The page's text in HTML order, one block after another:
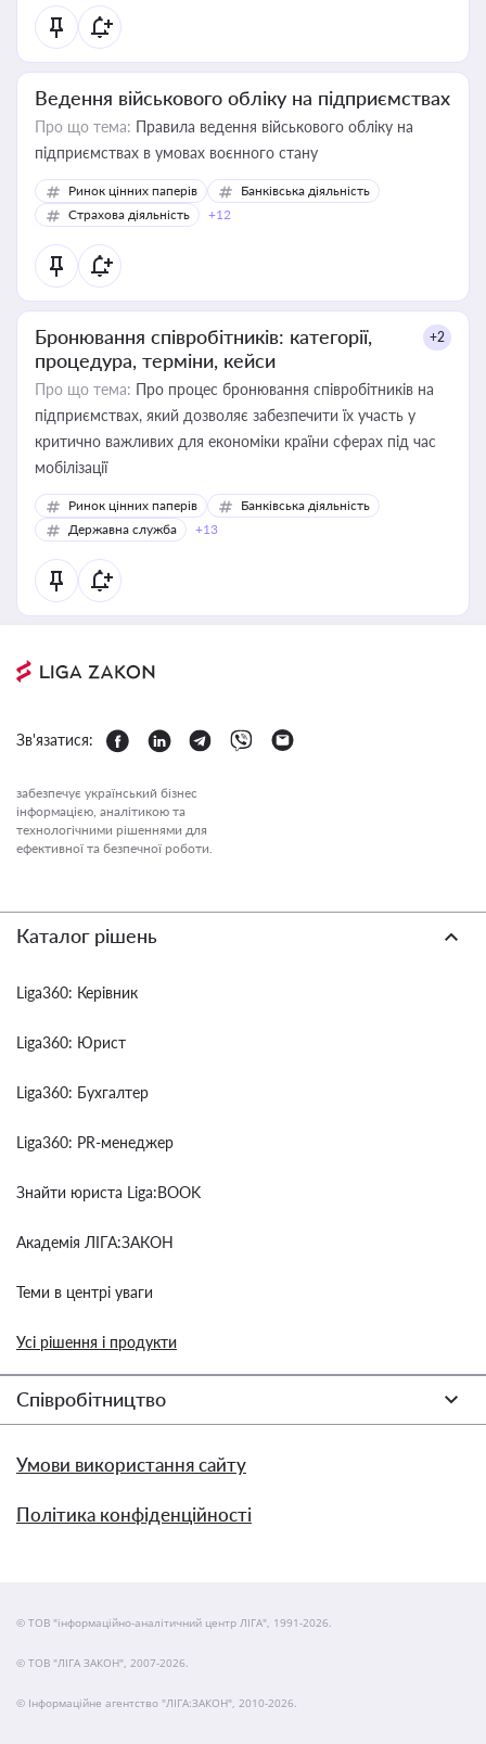
Ведення військового обліку на підприємствах
Про що тема: Правила ведення військового обліку на
підприємствах в умовах воєнного стану
Ринок цінних паперів
Банківська діяльність
Страхова діяльність
+12
Бронювання співробітників: категорії,
процедура, терміни, кейси
+2
Про що тема: Про процес бронювання співробітників на
підприємствах, який дозволяє забезпечити їх участь у
критично важливих для економіки країни сферах під час
мобілізації
Ринок цінних паперів
Банківська діяльність
Державна служба
+13
Зв'язатися:
забезпечує український бізнес
інформацією, аналітикою та
технологічними рішеннями для
ефективної та безпечної роботи.
Каталог рішень
Liga360: Керівник
Liga360: Юрист
Liga360: Бухгалтер
Liga360: PR-менеджер
Знайти юриста Liga:BOOK
Академія ЛІГА:ЗАКОН
Теми в центрі уваги
Усі рішення і продукти
Співробітництво
Умови використання сайту
Політика конфіденційності
© ТОВ "інформаційно-аналітичний центр ЛІГА", 1991-2026.
© ТОВ "ЛІГА ЗАКОН", 2007-2026.
© Інформаційне агентство "ЛІГА:ЗАКОН", 2010-2026.